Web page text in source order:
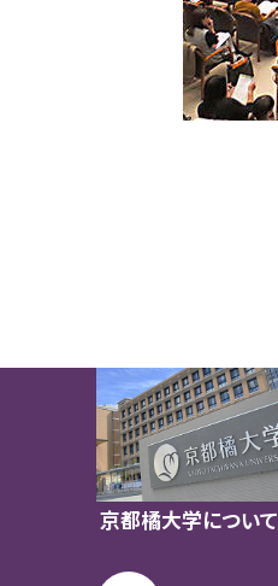
京都橘大学について